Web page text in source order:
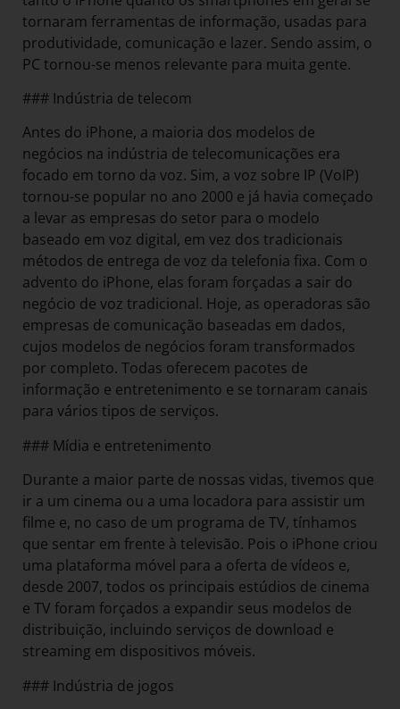
tornaram ferramentas de informação, usadas para
produtividade, comunicação e lazer. Sendo assim, o
PC tornou-se menos relevante para muita gente.
### Indústria de telecom
Antes do iPhone, a maioria dos modelos de
negócios na indústria de telecomunicações era
focado em torno da voz. Sim, a voz sobre IP (VoIP)
tornou-se popular no ano 2000 e já havia começado
a levar as empresas do setor para o modelo
baseado em voz digital, em vez dos tradicionais
métodos de entrega de voz da telefonia fixa. Com o
advento do iPhone, elas foram forçadas a sair do
negócio de voz tradicional. Hoje, as operadoras são
empresas de comunicação baseadas em dados,
cujos modelos de negócios foram transformados
por completo. Todas oferecem pacotes de
informação e entretenimento e se tornaram canais
para vários tipos de serviços.
### Mídia e entretenimento
Durante a maior parte de nossas vidas, tivemos que
ir a um cinema ou a uma locadora para assistir um
filme e, no caso de um programa de TV, tínhamos
que sentar em frente à televisão. Pois o iPhone criou
uma plataforma móvel para a oferta de vídeos e,
desde 2007, todos os principais estúdios de cinema
e TV foram forçados a expandir seus modelos de
distribuição, incluindo serviços de download e
streaming em dispositivos móveis.
### Indústria de jogos